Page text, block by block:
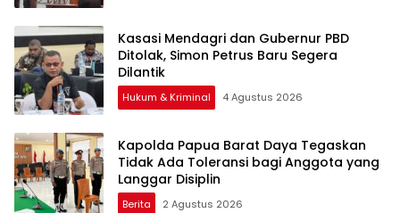
Kasasi Mendagri dan Gubernur PBD
Ditolak, Simon Petrus Baru Segera
Dilantik
Hukum & Kriminal 4 Agustus 2026
Kapolda Papua Barat Daya Tegaskan
Tidak Ada Toleransi bagi Anggota yang
Langgar Disiplin
Berita 2 Agustus 2026